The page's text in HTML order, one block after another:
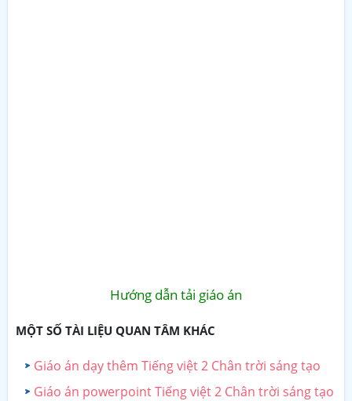
Hướng dẫn tải giáo án
MỘT SỐ TÀI LIỆU QUAN TÂM KHÁC
Giáo án dạy thêm Tiếng việt 2 Chân trời sáng tạo
Giáo án powerpoint Tiếng việt 2 Chân trời sáng tạo